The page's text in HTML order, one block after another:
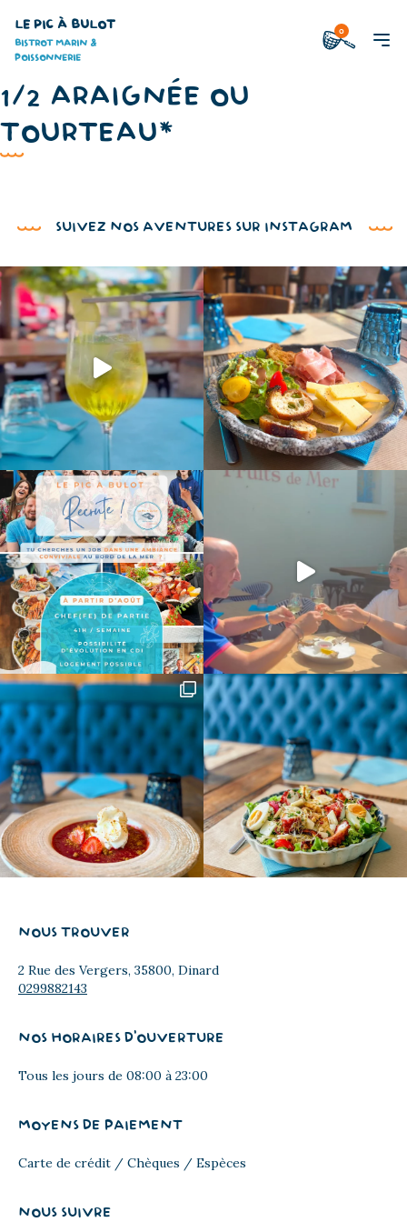
LE PIC À BULOT
BISTROT MARIN &
POISSONNERIE
0
1/2 ARAIGNÉE OU
TOURTEAU*
SUIVEZ NOS AVENTURES SUR INSTAGRAM
NOUS TROUVER
2 Rue des Vergers, 35800, Dinard
0299882143
NOS HORAIRES D'OUVERTURE
Tous les jours de 08:00 à 23:00
MOYENS DE PAIEMENT
Carte de crédit / Chèques / Espèces
NOUS SUIVRE